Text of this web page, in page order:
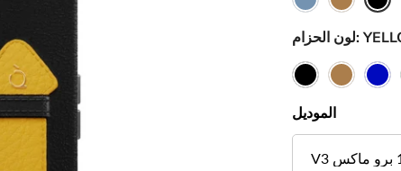
لون الحزام:
الموديل